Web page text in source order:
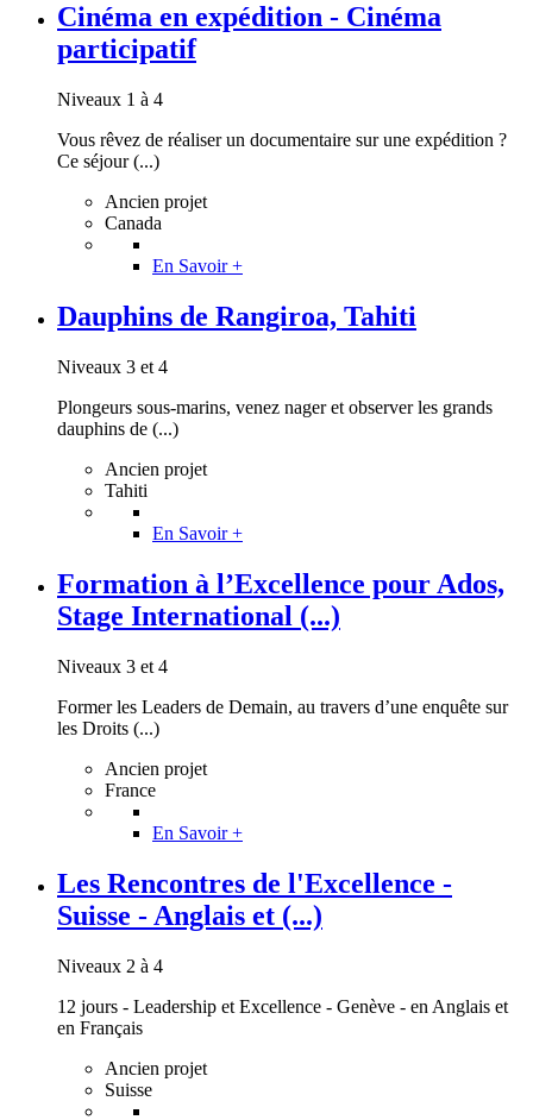
Cinéma en expédition - Cinéma
participatif
Niveaux 1 à 4
Vous rêvez de réaliser un documentaire sur une expédition ?
Ce séjour (...)
Ancien projet
Canada
En Savoir +
Dauphins de Rangiroa, Tahiti
Niveaux 3 et 4
Plongeurs sous-marins, venez nager et observer les grands
dauphins de (...)
Ancien projet
Tahiti
En Savoir +
Formation à l’Excellence pour Ados,
Stage International (...)
Niveaux 3 et 4
Former les Leaders de Demain, au travers d’une enquête sur
les Droits (...)
Ancien projet
France
En Savoir +
Les Rencontres de l'Excellence -
Suisse - Anglais et (...)
Niveaux 2 à 4
12 jours - Leadership et Excellence - Genève - en Anglais et
en Français
Ancien projet
Suisse